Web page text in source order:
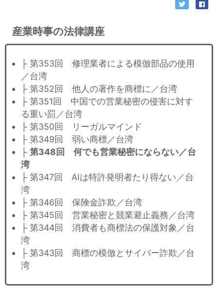
産業時事の法律講座
├ 第353回 修理業者による模倣部品の使用
／台湾
├ 第352回 他人の著作を商標に／台湾
├ 第351回 中国での営業秘密の侵害に対す
る重い罰／台湾
├ 第350回 リーガルマインド
├ 第349回 弱い商標／台湾
├ 第348回 何でも営業秘密にならない／台
湾
├ 第347回 AIは特許発明者たり得ない／台
湾
├ 第346回 保険金詐欺／台湾
├ 第345回 営業秘密と競業避止義務／台湾
├ 第344回 消費者も商標法の保護対象／台
湾
├ 第343回 商標の模倣とサイバー詐欺／台
湾